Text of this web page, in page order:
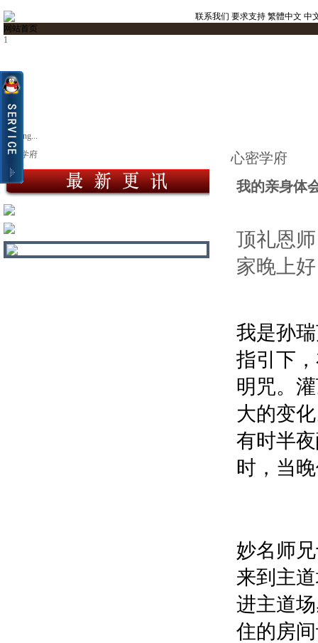
联系我们 要求支持 繁體中文 中
网站首页
1
Loading...
心密学府
心密学府
我的亲身体
顶礼恩
家晚上好
我是孙
指引下
明咒。
大的变
有时半
时，当
妙名师
来到主
进主道
住的房